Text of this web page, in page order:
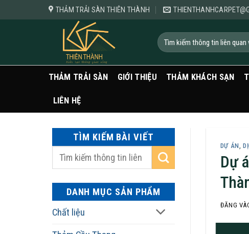
qua
THẢM TRẢI SÀN THIÊN THÀNH
Tìm
kiếm:
THẢM TRẢI SÀN GIỚI THIỆU THẢM KHÁCH SẠN
LIÊN HỆ
TÌM KIẾM BÀI VIẾT
DANH MỤC SẢN PHẨM
Chất liệu
DỰ ÁN ,
Dự
ĐĂNG